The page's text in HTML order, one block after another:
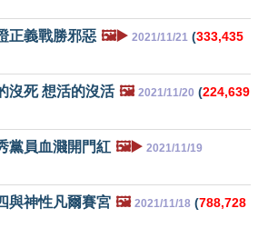
正義戰勝邪惡 🖼️▶️ 2021/11/21 (333,435
沒死 想活的沒活 🖼️ 2021/11/20 (224,639
黨員血濺開門紅 🖼️▶️ 2021/11/19
與神性凡爾賽宮 🖼️ 2021/11/18 (788,728